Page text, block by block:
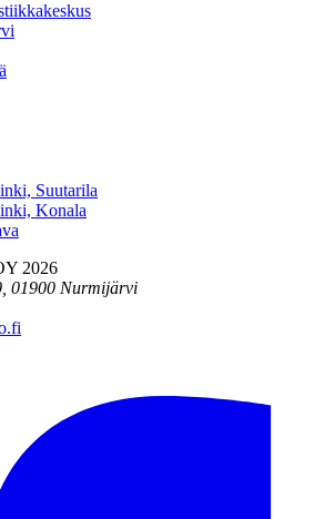
Suutarila
Konala
2026
01900 Nurmijärvi